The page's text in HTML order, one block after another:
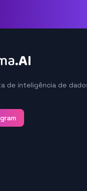
de inteligência de